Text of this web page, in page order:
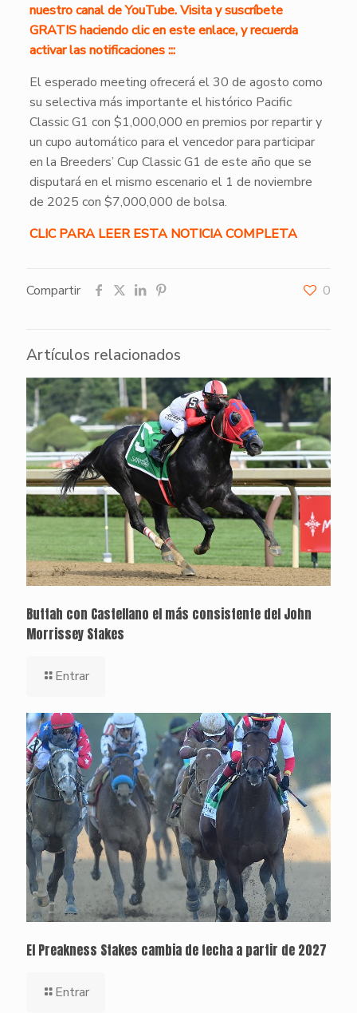
nuestro canal de YouTube. Visita y suscríbete
GRATIS haciendo clic en este enlace, y recuerda
activar las notificaciones :::
El esperado meeting ofrecerá el 30 de agosto como
su selectiva más importante el histórico Pacific
Classic G1 con $1,000,000 en premios por repartir y
un cupo automático para el vencedor para participar
en la Breeders’ Cup Classic G1 de este año que se
disputará en el mismo escenario el 1 de noviembre
de 2025 con $7,000,000 de bolsa.
CLIC PARA LEER ESTA NOTICIA COMPLETA
Compartir 0
Artículos relacionados
Buttah con Castellano el más consistente del John
Morrissey Stakes
Entrar
El Preakness Stakes cambia de fecha a partir de 2027
Entrar